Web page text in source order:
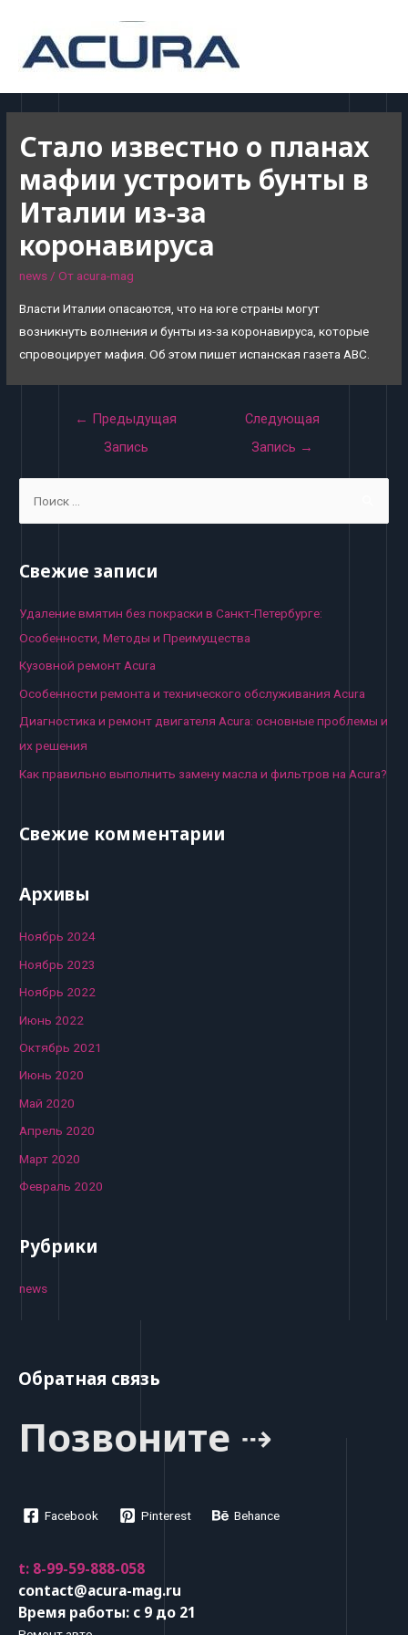
Стало известно о планах
мафии устроить бунты в
Италии из-за
коронавируса
news/ От acura-mag
Власти Италии опасаются, что на юге страны могут
возникнуть волнения и бунты из-за коронавируса, которые
спровоцирует мафия. Об этом пишет испанская газета ABC.
Навигация
← Предыдущая
Запись
Следующая
Запись →
r
h
f
o
Свежие записи
Удаление вмятин без покраски в Санкт-Петербурге:
Особенности, Методы и Преимущества
Кузовной ремонт Acura
Особенности ремонта и технического обслуживания Acura
Диагностика и ремонт двигателя Acura: основные проблемы и
их решения
Как правильно выполнить замену масла и фильтров на Acura?
Свежие комментарии
Архивы
Ноябрь 2024
Ноябрь 2023
Ноябрь 2022
Июнь 2022
Октябрь 2021
Июнь 2020
Май 2020
Апрель 2020
Март 2020
Февраль 2020
Рубрики
news
Обратная связь
Позвоните ⇢
Facebook Pinterest Behance
t: 8-99-59-888-058
contact@acura-mag.ru
Время работы: с 9 до 21